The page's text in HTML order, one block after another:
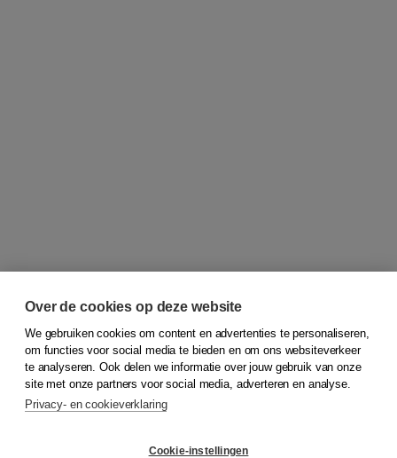
© 2026Koninklijke Boom uitgevers
Over de cookies op deze website
We gebruiken cookies om content en advertenties te personaliseren,
om functies voor social media te bieden en om ons websiteverkeer
te analyseren. Ook delen we informatie over jouw gebruik van onze
site met onze partners voor social media, adverteren en analyse.
Privacy- en cookieverklaring
Cookie-instellingen